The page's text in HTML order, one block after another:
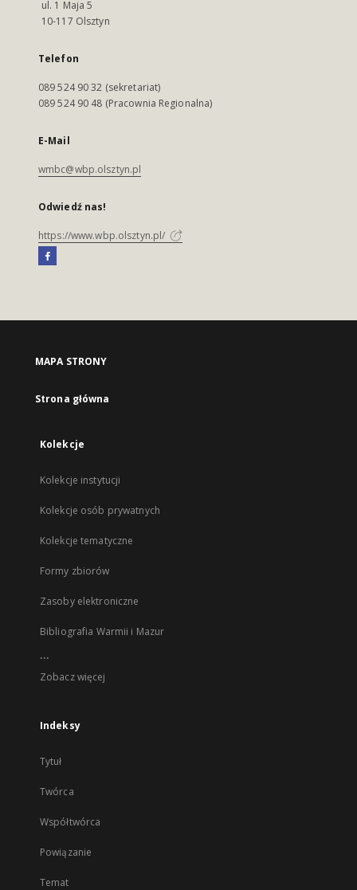
ul. 1 Maja 5
10-117 Olsztyn
Telefon
089 524 90 32 (sekretariat)
089 524 90 48 (Pracownia Regionalna)
E-Mail
wmbc@wbp.olsztyn.pl
Odwiedź nas!
https://www.wbp.olsztyn.pl/
MAPA STRONY
Strona główna
Kolekcje
Kolekcje instytucji
Kolekcje osób prywatnych
Kolekcje tematyczne
Formy zbiorów
Zasoby elektroniczne
Bibliografia Warmii i Mazur
...
Zobacz więcej
Indeksy
Tytuł
Twórca
Współtwórca
Powiązanie
Temat